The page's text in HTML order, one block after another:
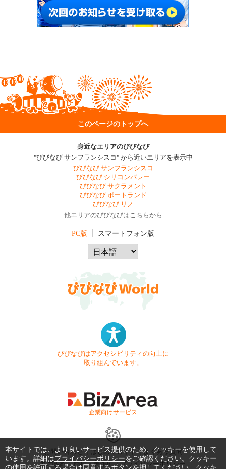
このページのトップへ
身近なエリアのびびなび
"びびなび サンフランシスコ" から近いエリアを表示中
びびなび サンフランシスコ
びびなび シリコンバレー
びびなび サクラメント
びびなび ポートランド
びびなび リノ
他エリアのびびなびはこちらから
PC版 スマートフォン版
びびなびはアクセシビリティの向上に
取り組んでいます。
- 企業向けサービス -
お問い合わせ はじめてガイド
よくある質問
利用規約
商標・著作権 プライバシーポリシー
本サイトでは、より良いサービス提供のため、クッキーを使用して
います。詳細はプライバシーポリシーをご確認ください。クッキー